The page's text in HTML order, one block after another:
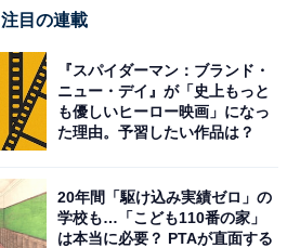
注目の連載
『スパイダーマン：ブランド・
ニュー・デイ』が「史上もっと
も優しいヒーロー映画」になっ
た理由。予習したい作品は？
20年間「駆け込み実績ゼロ」の
学校も…「こども110番の家」
は本当に必要？ PTAが直面する